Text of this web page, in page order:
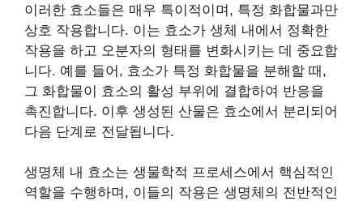
이러한 효소들은 매우 특이적이며, 특정 화합물과만
상호 작용합니다. 이는 효소가 생체 내에서 정확한
작용을 하고 오분자의 형태를 변화시키는 데 중요합
니다. 예를 들어, 효소가 특정 화합물을 분해할 때,
그 화합물이 효소의 활성 부위에 결합하여 반응을
촉진합니다. 이후 생성된 산물은 효소에서 분리되어
다음 단계로 전달됩니다.
생명체 내 효소는 생물학적 프로세스에서 핵심적인
역할을 수행하며, 이들의 작용은 생명체의 전반적인